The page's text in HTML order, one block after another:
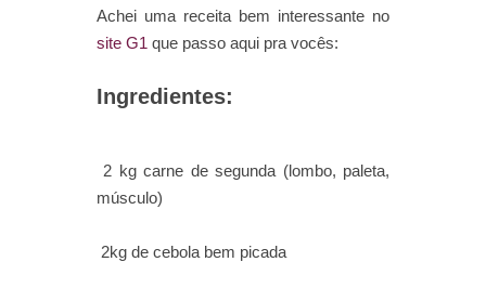
Achei uma receita bem interessante no
site G1 que passo aqui pra vocês:
Ingredientes:
2 kg carne de segunda (lombo, paleta,
músculo)
2kg de cebola bem picada